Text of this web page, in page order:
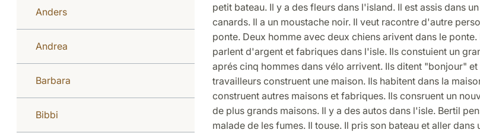
Anders
Andrea
Barbara
Bibbi
petit bateau. Il y a des fleurs dans l'island. Il est assis dans
canards. Il a un moustache noir. Il veut racontre d'autre
ponte. Deux homme avec deux chiens arivent dans le
parlent d'argent et fabriques dans l'isle. Ils constuient un
aprés cinq hommes dans vélo arrivent. Ils ditent "bonjour" et
travailleurs construent une maison. Ils habitent dans la
construent autres maisons et fabriques. Ils consruent un
de plus grands maisons. Il y a des autos dans l'isle. Bertil
malade de les fumes. Il touse. Il pris son bateau et aller dans